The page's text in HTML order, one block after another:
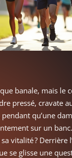
banale, mais le
pressé, cravate
qu’une
sur un
vitalité ? Derrière
se glisse une